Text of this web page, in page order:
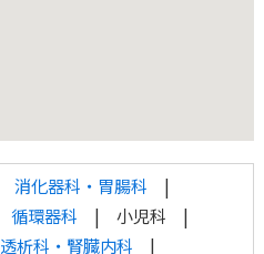
消化器科・胃腸科
循環器科
小児科
透析科・腎臓内科